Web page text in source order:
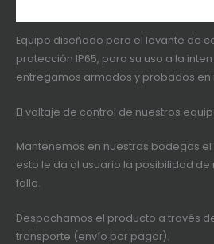
Equipo diseñado para el levante de
protección IP65, para su uso a la
entregamos armados y probados en
El voltaje de control de nuestros
Mantenemos en nuestras bodegas el
esto le da al usuario la posibilidad
falla.
Despachamos el producto a través
transporte (envío por pagar).